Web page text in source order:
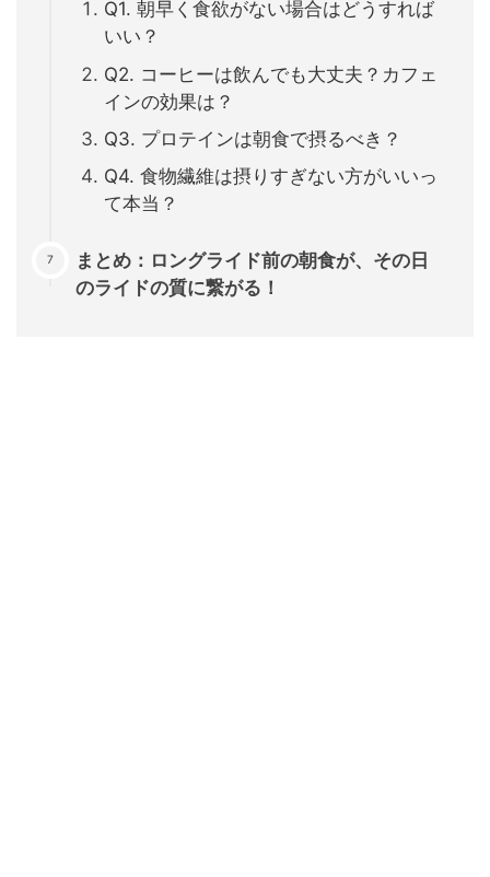
Q1. 朝早く食欲がない場合はどうすれば
いい？
Q2. コーヒーは飲んでも大丈夫？カフェ
インの効果は？
Q3. プロテインは朝食で摂るべき？
Q4. 食物繊維は摂りすぎない方がいいっ
て本当？
まとめ：ロングライド前の朝食が、その日
のライドの質に繋がる！